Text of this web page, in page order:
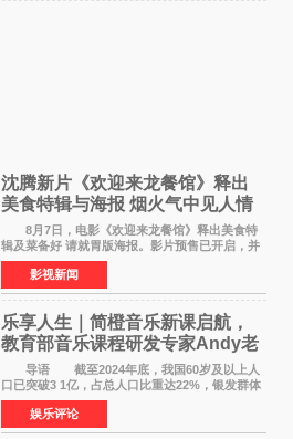
沈腾新片《欢迎来龙餐馆》释出
美食特辑与海报 烟火气中见人情
温暖
8月7日，电影《欢迎来龙餐馆》释出美食特
辑及菜备好 请就胃版海报。影片预售已开启，并
将于8月8日至10日14:00-21:00举行全国超前点
映。电影《欢迎来龙餐馆》作为战争美食喜剧大
片，讲述了中国
影视新闻
乐享人生｜简橙音乐新课启航，
教育部音乐课程研发专家Andy老
师重磅入驻领航银龄琴声
导语 截至2024年底，我国60岁及以上人
口已突破3 1亿，占总人口比重达22%，银发群体
的精神文化需求日益凸显。2024年1月，国务院办
公厅印发《关于发展银发经济增进老年人福祉的
意见》——这是
娱乐评论